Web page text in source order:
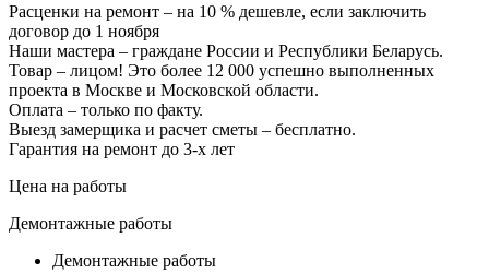
Расценки на ремонт – на 10 % дешевле, если заключить
договор до 1 ноября
Наши мастера – граждане России и Республики Беларусь.
Товар – лицом! Это более 12 000 успешно выполненных
проекта в Москве и Московской области.
Оплата – только по факту.
Выезд замерщика и расчет сметы – бесплатно.
Гарантия на ремонт до 3-х лет
Цена на работы
Демонтажные работы
Демонтажные работы